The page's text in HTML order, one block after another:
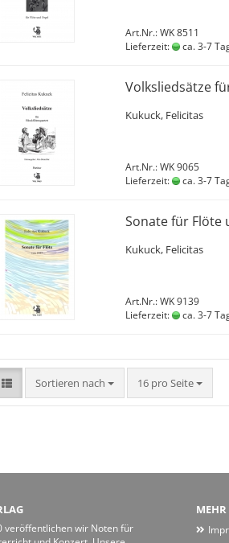
Art.Nr.: WK 8511
Lieferzeit:
ca. 3-7
Volksliedsätze
Kukuck, Felicitas
Art.Nr.: WK 9065
Lieferzeit:
ca. 3-7
Sonate für Flöte
Kukuck, Felicitas
Art.Nr.: WK 9139
Lieferzeit:
ca. 3-7
Sortieren nach
Sortieren nach 16 pro Seite
pro Seite
veröffentlichen wir Noten für